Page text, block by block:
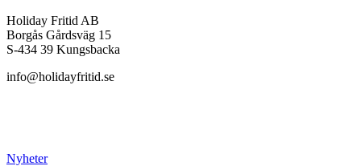
Holiday Fritid AB
Borgås Gårdsväg 15
S-434 39 Kungsbacka
info@holidayfritid.se
Nyheter